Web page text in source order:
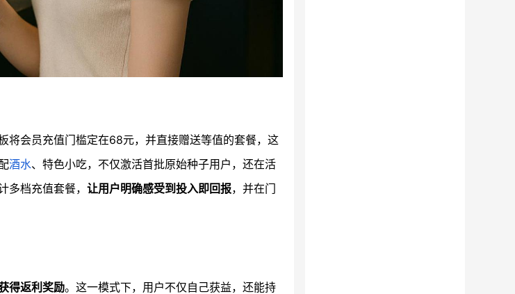
将会员充值门槛定在68元，并直接赠送等值的套餐，这
酒水、特色小吃，不仅激活首批原始种子用户，还在活
档充值套餐， 让用户明确感受到投入即回报，并在门
得返利奖励。这一模式下，用户不仅自己获益，还能持